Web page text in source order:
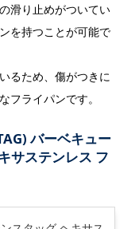
滑り止めがついてい
を持つことが可能で
るため、傷がつきに
フライパンです。
バーベキュー
サステンレス フ